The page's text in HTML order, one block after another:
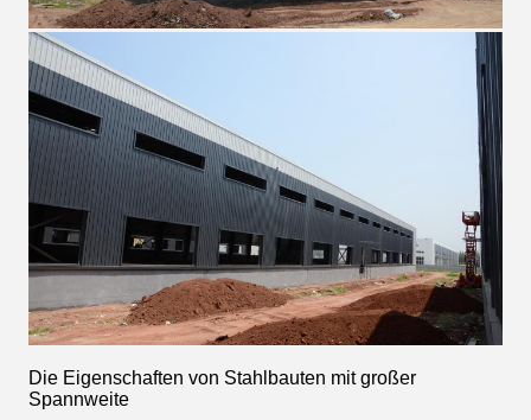
Die Eigenschaften von Stahlbauten mit großer
Spannweite